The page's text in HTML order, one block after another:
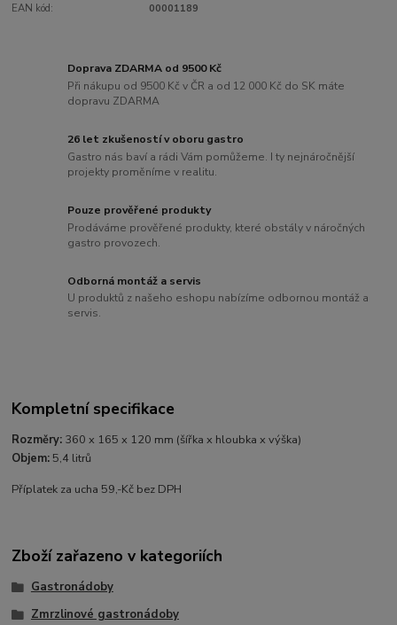
EAN kód: 00001189
Doprava ZDARMA od 9500 Kč
Při nákupu od 9500 Kč v ČR a od 12 000 Kč do SK máte
dopravu ZDARMA
26 let zkušeností v oboru gastro
Gastro nás baví a rádi Vám pomůžeme. I ty nejnáročnější
projekty proměníme v realitu.
Pouze prověřené produkty
Prodáváme prověřené produkty, které obstály v náročných
gastro provozech.
Odborná montáž a servis
U produktů z našeho eshopu nabízíme odbornou montáž a
servis.
Kompletní specifikace
Rozměry: 360 x 165 x 120 mm (šířka x hloubka x výška)
Objem: 5,4 litrů
Příplatek za ucha 59,-Kč bez DPH
Zboží zařazeno v kategoriích
Gastronádoby
Zmrzlinové gastronádoby